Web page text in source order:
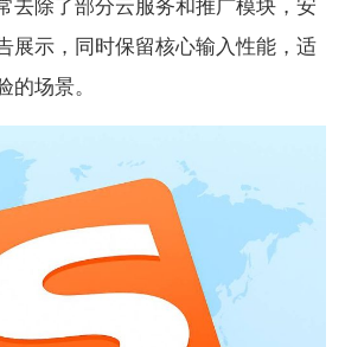
去除了部分云服务和推广模块，安
展示，同时保留核心输入性能，适
场景。